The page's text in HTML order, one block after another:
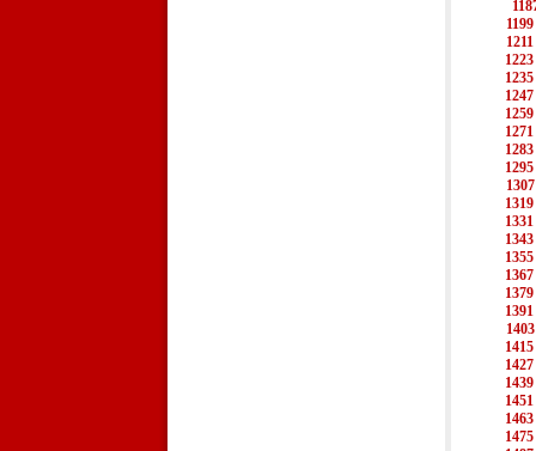
1199
1211
1223
1235
1247
1259
1271
1283
1295
1307
1319
1331
1343
1355
1367
1379
1391
1403
1415
1427
1439
1451
1463
1475